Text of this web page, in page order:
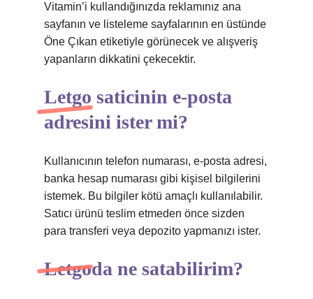
Vitamin’i kullandığınızda reklamınız ana
sayfanın ve listeleme sayfalarının en üstünde
Öne Çıkan etiketiyle görünecek ve alışveriş
yapanların dikkatini çekecektir.
Letgo saticinin e-posta
adresini ister mi?
Kullanıcının telefon numarası, e-posta adresi,
banka hesap numarası gibi kişisel bilgilerini
istemek. Bu bilgiler kötü amaçlı kullanılabilir.
Satıcı ürünü teslim etmeden önce sizden
para transferi veya depozito yapmanızı ister.
Letgoda ne satabilirim?